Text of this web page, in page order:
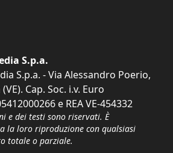
S.p.a.
S.p.a. - Via Alessandro Poerio,
Cap. Soc. i.v. Euro
e REA VE-454332
e dei testi sono riservati. È
la loro riproduzione con qualsiasi
totale o parziale.